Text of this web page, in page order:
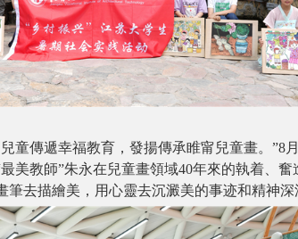
童傳遞幸福教育，發揚傳承睢甯兒童畫。”8
教師”朱永在兒童畫領域40年來的執着、
去描繪美，用心靈去沉澱美的事迹和精神深